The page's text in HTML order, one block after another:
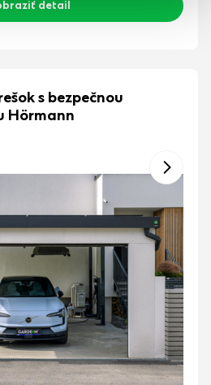
detail
s bezpečnou
Hörmann